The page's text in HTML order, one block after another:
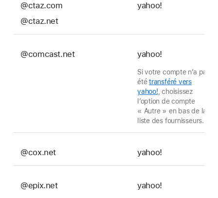
@ctaz.com
@ctaz.net
yahoo!
@comcast.net yahoo!
Si votre compte n’a pas
ététransféré vers
yahoo!, choisissez
l’option de compte
« Autre » en bas de la
liste des fournisseurs.
@cox.net yahoo!
@epix.net yahoo!